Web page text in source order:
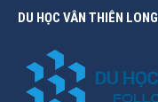
DU HỌC VÂN THIÊN LONG